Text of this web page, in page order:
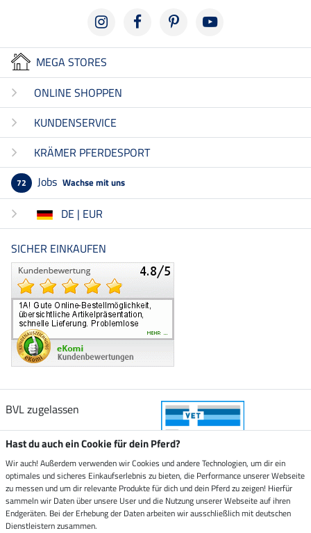
MEGA STORES
ONLINE SHOPPEN
KUNDENSERVICE
KRÄMER PFERDESPORT
72 Jobs Wachse mit uns
DE | EUR
SICHER EINKAUFEN
BVL zugelassen
Zustellung durch
Sicher bezahlen mit
Hast du auch ein Cookie für dein Pferd?
Wir auch! Außerdem verwenden wir Cookies und andere Technologien, um dir ein
optimales und sicheres Einkaufserlebnis zu bieten, die Performance unserer Webseite
zu messen und um dir relevante Produkte für dich und dein Pferd zu zeigen! Hierfür
sammeln wir Daten über unsere User und die Nutzung unserer Webseite auf ihren
Endgeräten. Bei der Erhebung der Daten arbeiten wir ausschließlich mit deutschen
Dienstleistern zusammen.